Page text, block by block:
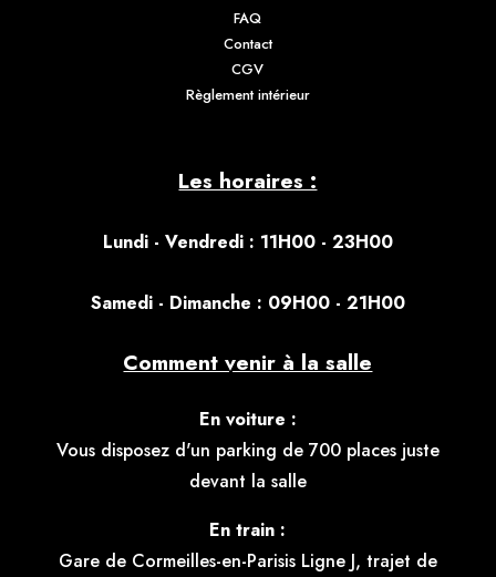
FAQ
Contact
CGV
Règlement intérieur
Les horaires :
Lundi - Vendredi : 11H00 - 23H00
Samedi - Dimanche : 09H00 - 21H00
Comment venir à la salle
En voiture :
Vous disposez d'un parking de 700 places juste
devant la salle
En train :
Gare de Cormeilles-en-Parisis Ligne J, trajet de